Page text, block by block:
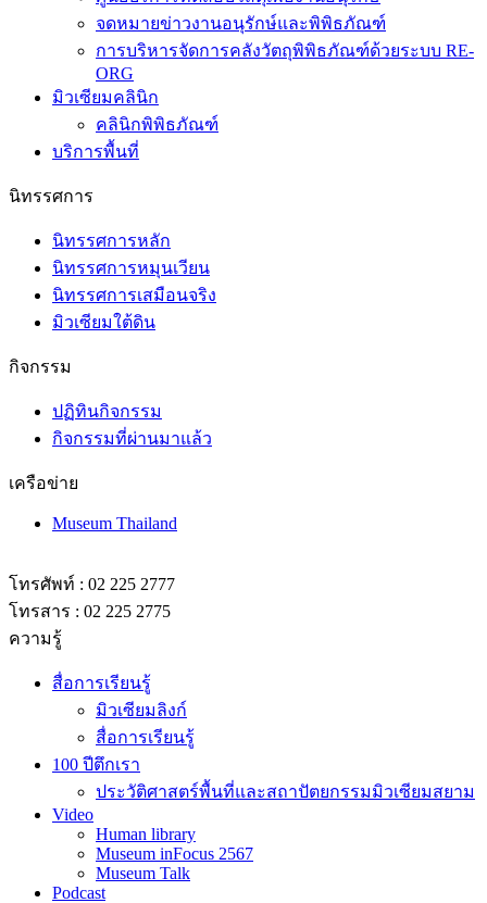
จดหมายข่าวงานอนุรักษ์และพิพิธภัณฑ์
การบริหารจัดการคลังวัตถุพิพิธภัณฑ์ด้วยระบบ RE-
ORG
มิวเซียมคลินิก
คลินิกพิพิธภัณฑ์
บริการพื้นที่
นิทรรศการ
นิทรรศการหลัก
นิทรรศการหมุนเวียน
นิทรรศการเสมือนจริง
มิวเซียมใต้ดิน
กิจกรรม
ปฏิทินกิจกรรม
กิจกรรมที่ผ่านมาแล้ว
เครือข่าย
Museum Thailand
โทรศัพท์ : 02 225 2777
โทรสาร : 02 225 2775
ความรู้
สื่อการเรียนรู้
มิวเซียมลิงก์
สื่อการเรียนรู้
100 ปีตึกเรา
ประวัติศาสตร์พื้นที่และสถาปัตยกรรมมิวเซียมสยาม
Video
Human library
Museum inFocus 2567
Museum Talk
Podcast